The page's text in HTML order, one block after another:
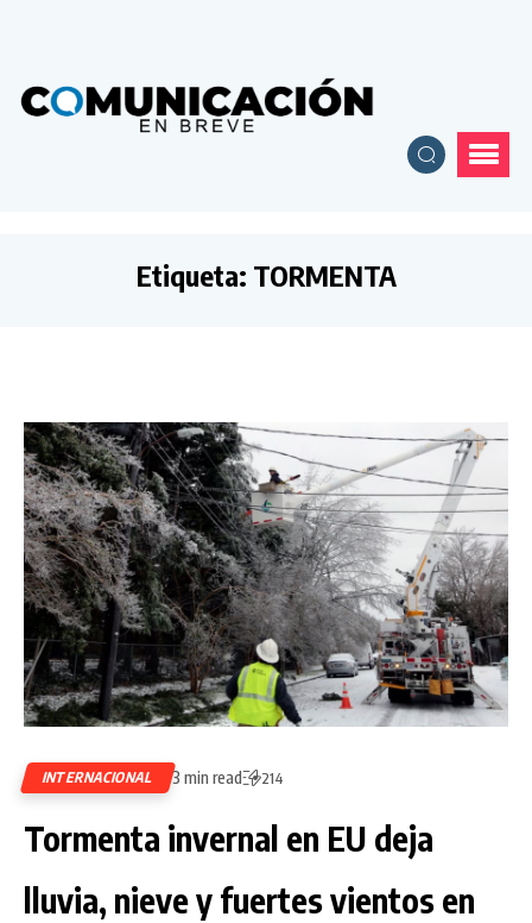
Etiqueta: TORMENTA
INTERNACIONAL 3 min read 214
Tormenta invernal en EU deja
lluvia, nieve y fuertes vientos en